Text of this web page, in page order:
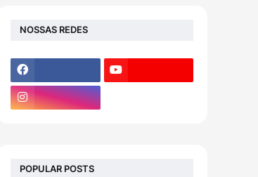
NOSSAS REDES
POPULAR POSTS